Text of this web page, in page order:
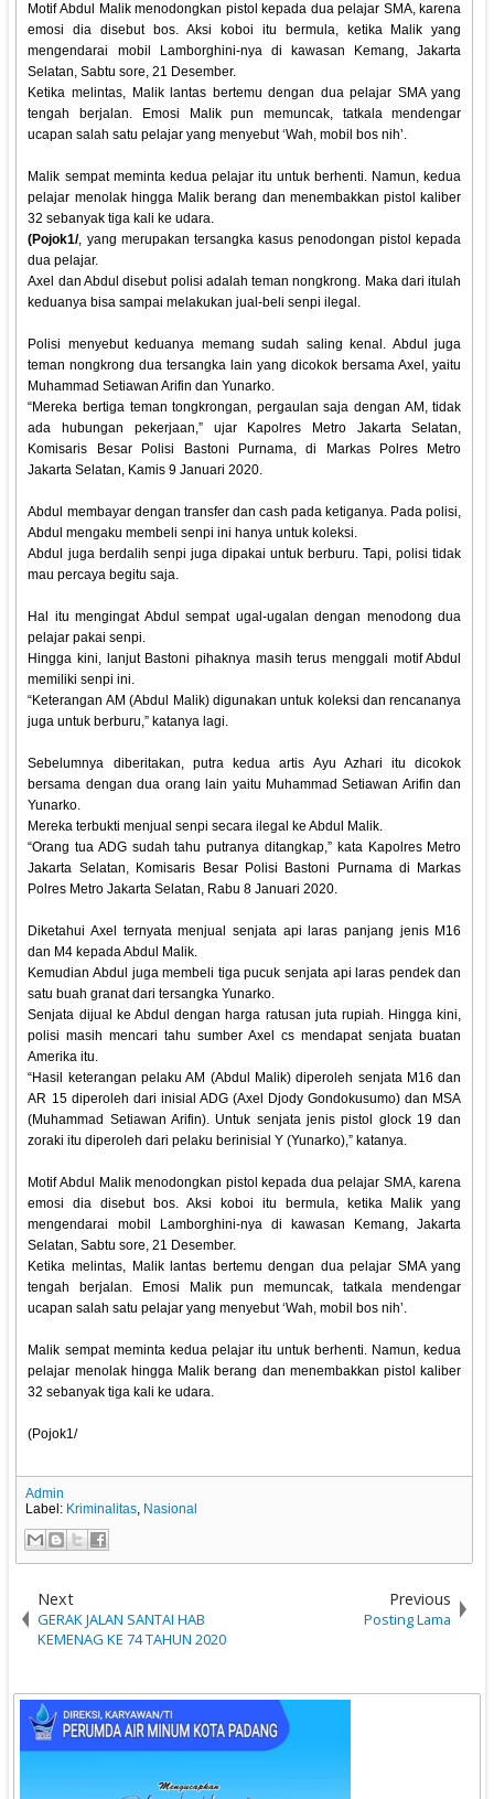
Motif Abdul Malik menodongkan pistol kepada dua pelajar SMA, karena
emosi dia disebut bos. Aksi koboi itu bermula, ketika Malik yang
mengendarai mobil Lamborghini-nya di kawasan Kemang, Jakarta
Selatan, Sabtu sore, 21 Desember.
Ketika melintas, Malik lantas bertemu dengan dua pelajar SMA yang
tengah berjalan. Emosi Malik pun memuncak, tatkala mendengar
ucapan salah satu pelajar yang menyebut ‘Wah, mobil bos nih’.
Malik sempat meminta kedua pelajar itu untuk berhenti. Namun, kedua
pelajar menolak hingga Malik berang dan menembakkan pistol kaliber
32 sebanyak tiga kali ke udara.
(Pojok1/, yang merupakan tersangka kasus penodongan pistol kepada
dua pelajar.
Axel dan Abdul disebut polisi adalah teman nongkrong. Maka dari itulah
keduanya bisa sampai melakukan jual-beli senpi ilegal.
Polisi menyebut keduanya memang sudah saling kenal. Abdul juga
teman nongkrong dua tersangka lain yang dicokok bersama Axel, yaitu
Muhammad Setiawan Arifin dan Yunarko.
“Mereka bertiga teman tongkrongan, pergaulan saja dengan AM, tidak
ada hubungan pekerjaan,” ujar Kapolres Metro Jakarta Selatan,
Komisaris Besar Polisi Bastoni Purnama, di Markas Polres Metro
Jakarta Selatan, Kamis 9 Januari 2020.
Abdul membayar dengan transfer dan cash pada ketiganya. Pada polisi,
Abdul mengaku membeli senpi ini hanya untuk koleksi.
Abdul juga berdalih senpi juga dipakai untuk berburu. Tapi, polisi tidak
mau percaya begitu saja.
Hal itu mengingat Abdul sempat ugal-ugalan dengan menodong dua
pelajar pakai senpi.
Hingga kini, lanjut Bastoni pihaknya masih terus menggali motif Abdul
memiliki senpi ini.
“Keterangan AM (Abdul Malik) digunakan untuk koleksi dan rencananya
juga untuk berburu,” katanya lagi.
Sebelumnya diberitakan, putra kedua artis Ayu Azhari itu dicokok
bersama dengan dua orang lain yaitu Muhammad Setiawan Arifin dan
Yunarko.
Mereka terbukti menjual senpi secara ilegal ke Abdul Malik.
“Orang tua ADG sudah tahu putranya ditangkap,” kata Kapolres Metro
Jakarta Selatan, Komisaris Besar Polisi Bastoni Purnama di Markas
Polres Metro Jakarta Selatan, Rabu 8 Januari 2020.
Diketahui Axel ternyata menjual senjata api laras panjang jenis M16
dan M4 kepada Abdul Malik.
Kemudian Abdul juga membeli tiga pucuk senjata api laras pendek dan
satu buah granat dari tersangka Yunarko.
Senjata dijual ke Abdul dengan harga ratusan juta rupiah. Hingga kini,
polisi masih mencari tahu sumber Axel cs mendapat senjata buatan
Amerika itu.
“Hasil keterangan pelaku AM (Abdul Malik) diperoleh senjata M16 dan
AR 15 diperoleh dari inisial ADG (Axel Djody Gondokusumo) dan MSA
(Muhammad Setiawan Arifin). Untuk senjata jenis pistol glock 19 dan
zoraki itu diperoleh dari pelaku berinisial Y (Yunarko),” katanya.
Motif Abdul Malik menodongkan pistol kepada dua pelajar SMA, karena
emosi dia disebut bos. Aksi koboi itu bermula, ketika Malik yang
mengendarai mobil Lamborghini-nya di kawasan Kemang, Jakarta
Selatan, Sabtu sore, 21 Desember.
Ketika melintas, Malik lantas bertemu dengan dua pelajar SMA yang
tengah berjalan. Emosi Malik pun memuncak, tatkala mendengar
ucapan salah satu pelajar yang menyebut ‘Wah, mobil bos nih’.
Malik sempat meminta kedua pelajar itu untuk berhenti. Namun, kedua
pelajar menolak hingga Malik berang dan menembakkan pistol kaliber
32 sebanyak tiga kali ke udara.
(Pojok1/
Admin
Label: Kriminalitas, Nasional
Next
GERAK JALAN SANTAI HAB
KEMENAG KE 74 TAHUN 2020
Previous
Posting Lama